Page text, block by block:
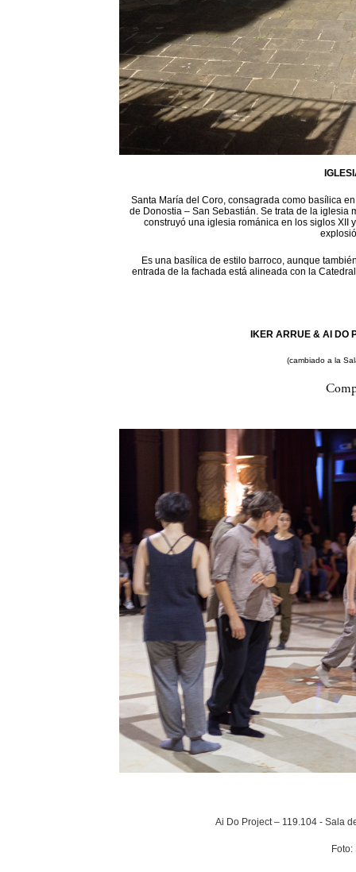
Santa María del Coro, consagrada como basílica
de Donostia – San Sebastián. Se trata de la iglesia
construyó una iglesia románica en los siglos XII
Es una basílica de estilo barroco, aunque
entrada de la fachada está alineada con la
IKER ARRUE & AI DO
(cambiado a la
Ai Do Project – 119.104 - Sala